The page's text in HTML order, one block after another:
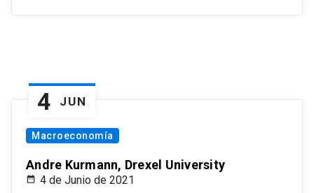
4 JUN
Macroeconomía
Andre Kurmann, Drexel University
4 de Junio de 2021